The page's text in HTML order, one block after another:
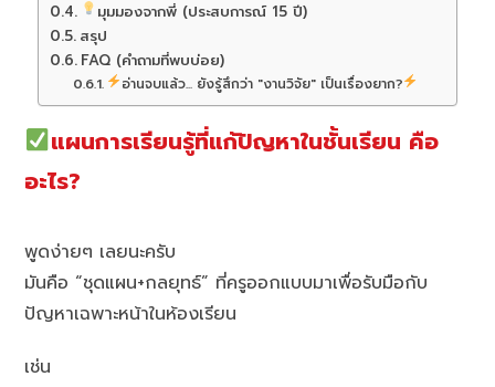
มุมมองจากพี่ (ประสบการณ์ 15 ปี)
สรุป
FAQ (คำถามที่พบบ่อย)
อ่านจบแล้ว... ยังรู้สึกว่า "งานวิจัย" เป็นเรื่องยาก?
แผนการเรียนรู้ที่แก้ปัญหาในชั้นเรียน คือ
อะไร?
พูดง่ายๆ เลยนะครับ
มันคือ “ชุดแผน+กลยุทธ์” ที่ครูออกแบบมาเพื่อรับมือกับ
ปัญหาเฉพาะหน้าในห้องเรียน
เช่น